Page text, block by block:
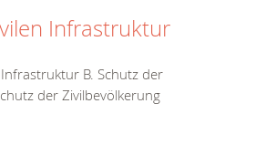
Infrastruktur
B. Schutz der
der Zivilbevölkerung